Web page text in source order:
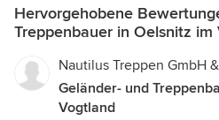
Hervorgehobene
Treppenbauer in Oelsnitz im
Nautilus Treppen GmbH
Geländer- und
Vogtland